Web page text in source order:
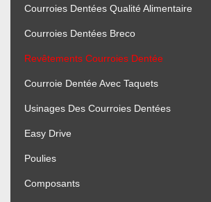
Courroies Dentées Qualité Alimentaire
Courroies Dentées Breco
Revêtements Courroies Dentée
Courroie Dentée Avec Taquets
Usinages Des Courroies Dentées
Easy Drive
Poulies
Composants